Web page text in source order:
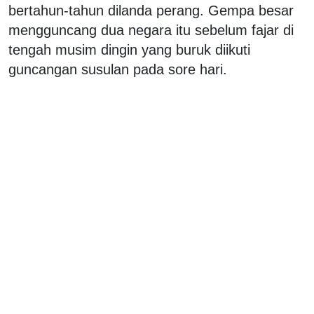
bertahun-tahun dilanda perang. Gempa besar
mengguncang dua negara itu sebelum fajar di
tengah musim dingin yang buruk diikuti
guncangan susulan pada sore hari.